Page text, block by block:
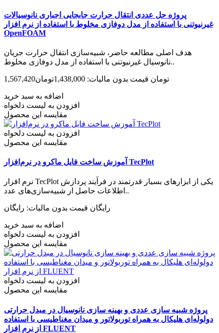
پروژه حل عددی انتقال حرارت جابجایی اجباری نانوسیالات
غیر‌نیوتنی با استفاده از مدل دوفازی مخلوط با استفاده از نرم افزار
OpenFOAM
هدف اصلی مطالعه حاضر، شبیه‌سازی انتقال حرارت جریان
نانوسیال غیرنیوتنی با استفاده از مدل دوفازی مخلوط..
1,567,420تومان قیمت بدون مالیات: 1,438,000تومان
اضافه به سبد خرید
افزودن به لیست دلخواه
مقایسه این محصول
افزودن به لیست دلخواه
مقایسه این محصول
آموزش ساخت فایل ماکرو در نرم‌افزار TecPlot
نرم افزار TecPlot یکی از ابزارهای بسیار قدرتمند در فرآیند پردازش
اطلاعات حاصل از شبیه­‌سازی­‌های عدد..
رایگان قیمت بدون مالیات: رایگان
اضافه به سبد خرید
افزودن به لیست دلخواه
مقایسه این محصول
افزودن به لیست دلخواه
مقایسه این محصول
پروژه شبیه سازی عددی و بهینه سازی نانوسیال در مبدل حرارتی
دولوله‌ای هلیکال به همراه توربولاتور و میدان مغناطیسی با استفاده
از نرم افزار FLUENT